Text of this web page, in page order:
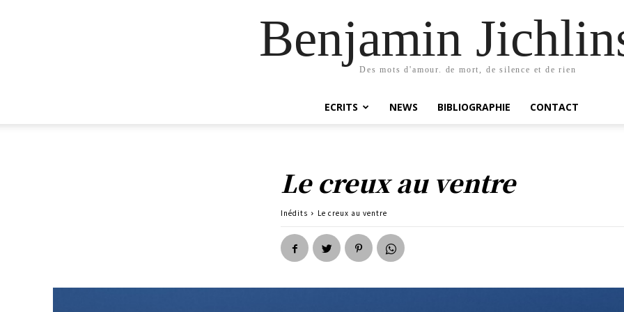
Benjamin
Des mots d'amour. de mort, de silence et de rien
ECRITS NEWS BIBLIOGRAPHIE CONTACT
Le creux au ventre
Inédits Le creux au ventre